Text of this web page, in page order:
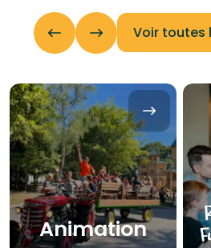
Voir toutes
Animation